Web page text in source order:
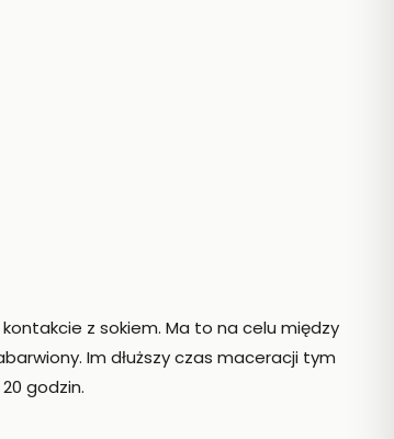
z sokiem. Ma to na celu między
Im dłuższy czas maceracji tym
godzin.